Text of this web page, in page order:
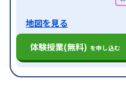
地図を見る
体験授業(無料) を申し込む